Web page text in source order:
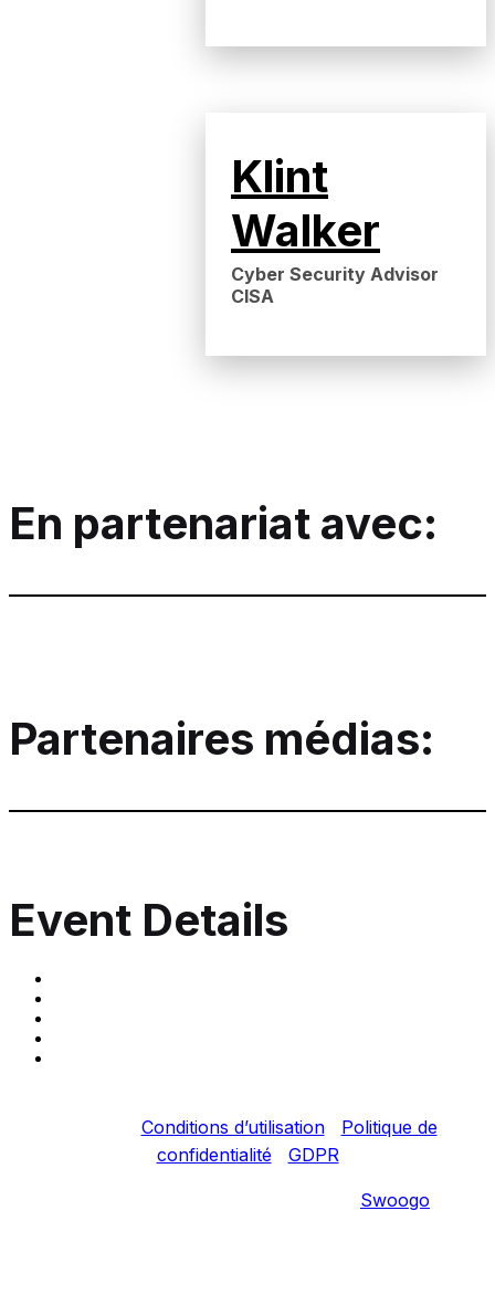
Klint
Walker
Cyber Security Advisor
CISA
En partenariat avec:
Partenaires médias:
Event Details
Conditions d’utilisation| Politique de
confidentialité| GDPR
Swoogo